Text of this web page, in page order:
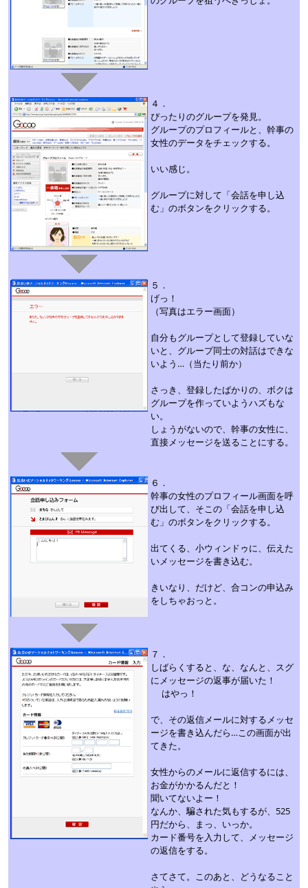
４．
ぴったりのグループを発見。
グループのプロフィールと、幹事の
女性のデータをチェックする。
いい感じ。
グループに対して「会話を申し込
む」のボタンをクリックする。
５．
げっ！
（写真はエラー画面）
自分もグループとして登録していな
いと、グループ同士の対話はできな
いよう…（当たり前か）
さっき、登録したばかりの、ボクは
グループを作っていようハズもな
い。
しょうがないので、幹事の女性に、
直接メッセージを送ることにする。
６．
幹事の女性のプロフィール画面を呼
び出して、そこの「会話を申し込
む」のボタンをクリックする。
出てくる、小ウィンドゥに、伝えた
いメッセージを書き込む。
きいなり、だけど、合コンの申込み
をしちゃおっと。
７．
しばらくすると、な、なんと、スグ
にメッセージの返事が届いた！
はやっ！
で、その返信メールに対するメッセ
ージを書き込んだら…この画面が出
てきた。
女性からのメールに返信するには、
お金がかかるんだと！
聞いてないよー！
なんか、騙された気もするが、525
円だから、まっ、いっか。
カード番号を入力して、メッセージ
の返信をする。
さてさて。このあと、どうなること